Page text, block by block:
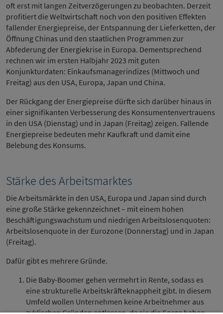
oft erst mit langen Zeitverzögerungen zu beobachten. Derzeit
profitiert die Weltwirtschaft noch von den positiven Effekten
fallender Energiepreise, der Entspannung der Lieferketten, der
Öffnung Chinas und den staatlichen Programmen zur
Abfederung der Energiekrise in Europa. Dementsprechend
rechnen wir im ersten Halbjahr 2023 mit guten
Konjunkturdaten: Einkaufsmanagerindizes (Mittwoch und
Freitag) aus den USA, Europa, Japan und China.
Der Rückgang der Energiepreise dürfte sich darüber hinaus in
einer signifikanten Verbesserung des Konsumentenvertrauens
in den USA (Dienstag) und in Japan (Freitag) zeigen. Fallende
Energiepreise bedeuten mehr Kaufkraft und damit eine
Belebung des Konsums.
Stärke des Arbeitsmarktes
Die Arbeitsmärkte in den USA, Europa und Japan sind durch
eine große Stärke gekennzeichnet – mit einem hohen
Beschäftigungswachstum und niedrigen Arbeitslosenquoten:
Arbeitslosenquote in der Eurozone (Donnerstag) und in Japan
(Freitag).
Dafür gibt es mehrere Gründe.
Die Baby-Boomer gehen vermehrt in Rente, sodass es
eine strukturelle Arbeitskräfteknappheit gibt. In diesem
Umfeld wollen Unternehmen keine Arbeitnehmer aus